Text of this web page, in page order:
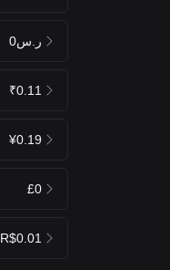
ر.س0
₹0.11
¥0.19
£0
R$0.01